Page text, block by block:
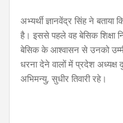
अभ्यर्थी ज्ञानवेंद्र सिंह ने बताया
है। इससे पहले वह बेसिक शिक्षा
बेसिक के आश्वासन से उनको
धरना देने वालों में प्रदेश अध्यक्ष
अभिमन्यु, सुधीर तिवारी रहे।